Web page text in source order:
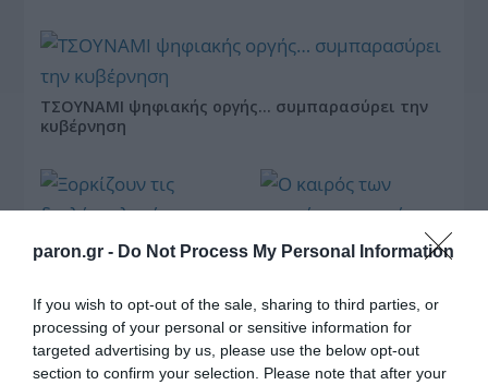
paron.gr - Do Not Process My Personal Information
If you wish to opt-out of the sale, sharing to third parties, or
processing of your personal or sensitive information for
targeted advertising by us, please use the below opt-out
section to confirm your selection. Please note that after your
ΤΣΟΥΝΑΜΙ ψηφιακής οργής… συμπαρασύρει την
κυβέρνηση
εκλογές στο Μαξίμου